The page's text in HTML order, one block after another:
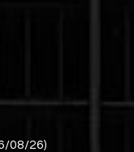
08/26)